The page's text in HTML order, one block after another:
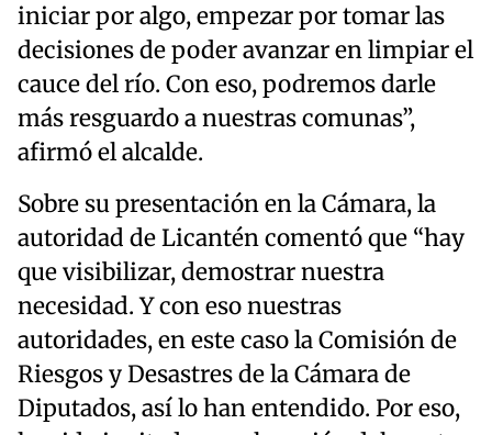
iniciar por algo, empezar por tomar las
decisiones de poder avanzar en limpiar el
cauce del río. Con eso, podremos darle
más resguardo a nuestras comunas”,
afirmó el alcalde.
Sobre su presentación en la Cámara, la
autoridad de Licantén comentó que “hay
que visibilizar, demostrar nuestra
necesidad. Y con eso nuestras
autoridades, en este caso la Comisión de
Riesgos y Desastres de la Cámara de
Diputados, así lo han entendido. Por eso,